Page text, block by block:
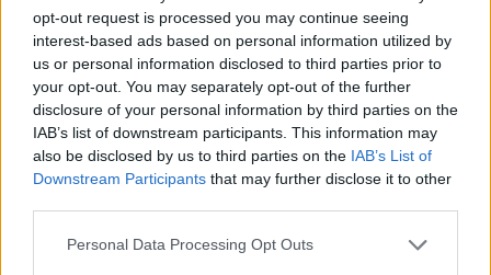
opt-out request is processed you may continue seeing
interest-based ads based on personal information utilized by
us or personal information disclosed to third parties prior to
your opt-out. You may separately opt-out of the further
disclosure of your personal information by third parties on the
IAB’s list of downstream participants. This information may
also be disclosed by us to third parties on the IAB’s List of
Downstream Participants that may further disclose it to other
Personal Data Processing Opt Outs
Le ultime notizie di Massafra